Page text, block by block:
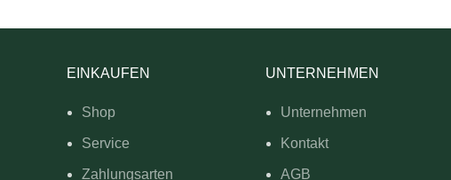
EINKAUFEN
Shop
Service
Zahlungsarten
UNTERNEHMEN
Unternehmen
Kontakt
AGB